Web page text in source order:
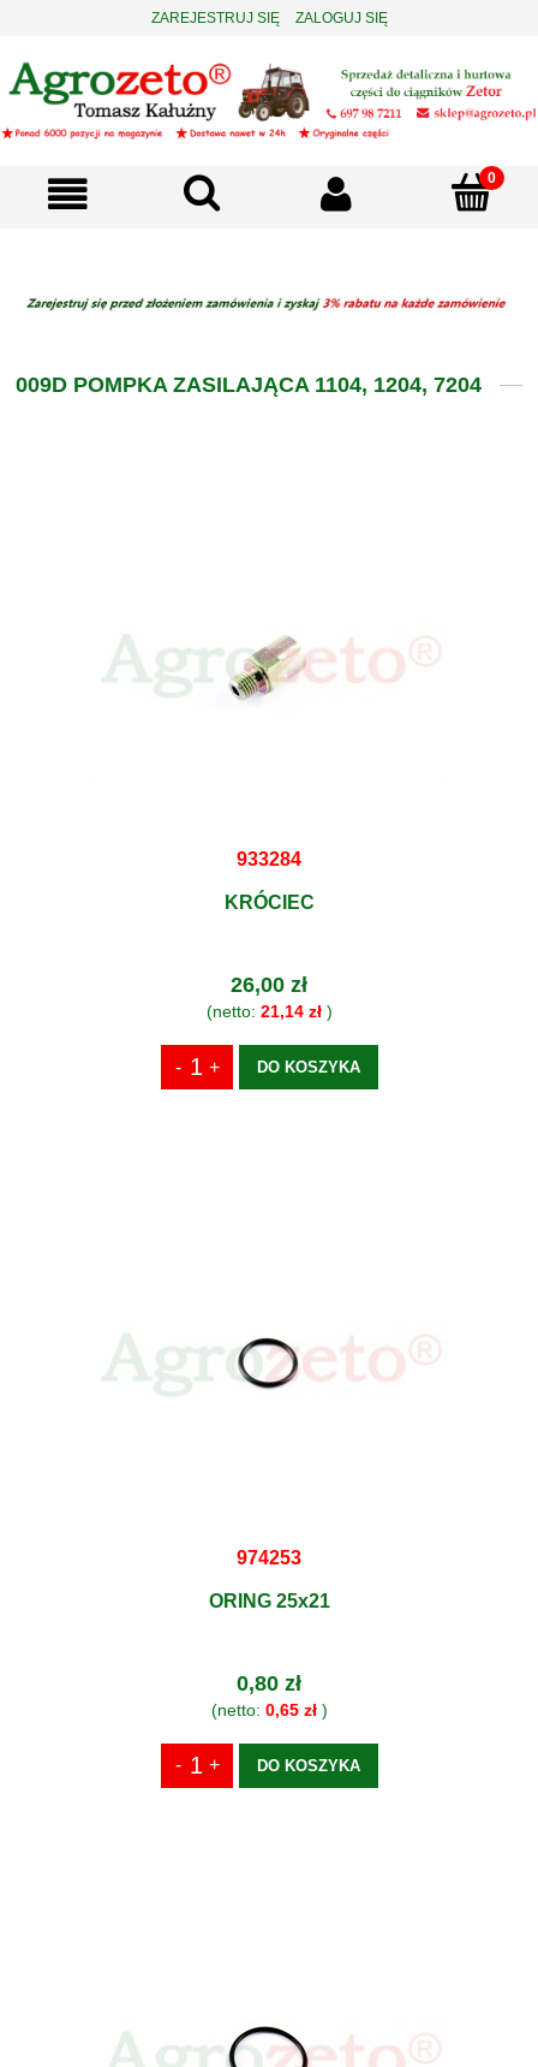
ZAREJESTRUJ SIĘ ZALOGUJ SIĘ
009D POMPKA ZASILAJĄCA 1104, 1204, 7204
933284
KRÓCIEC
26,00 zł
(netto: 21,14 zł)
DO KOSZYKA
974253
ORING 25x21
0,80 zł
(netto: 0,65 zł)
DO KOSZYKA